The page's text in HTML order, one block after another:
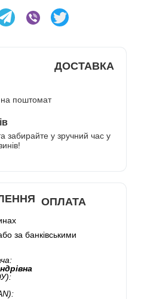
ДОСТАВКА
на поштомат
забирайте у зручний час у
ОПЛАТА
за банківськими